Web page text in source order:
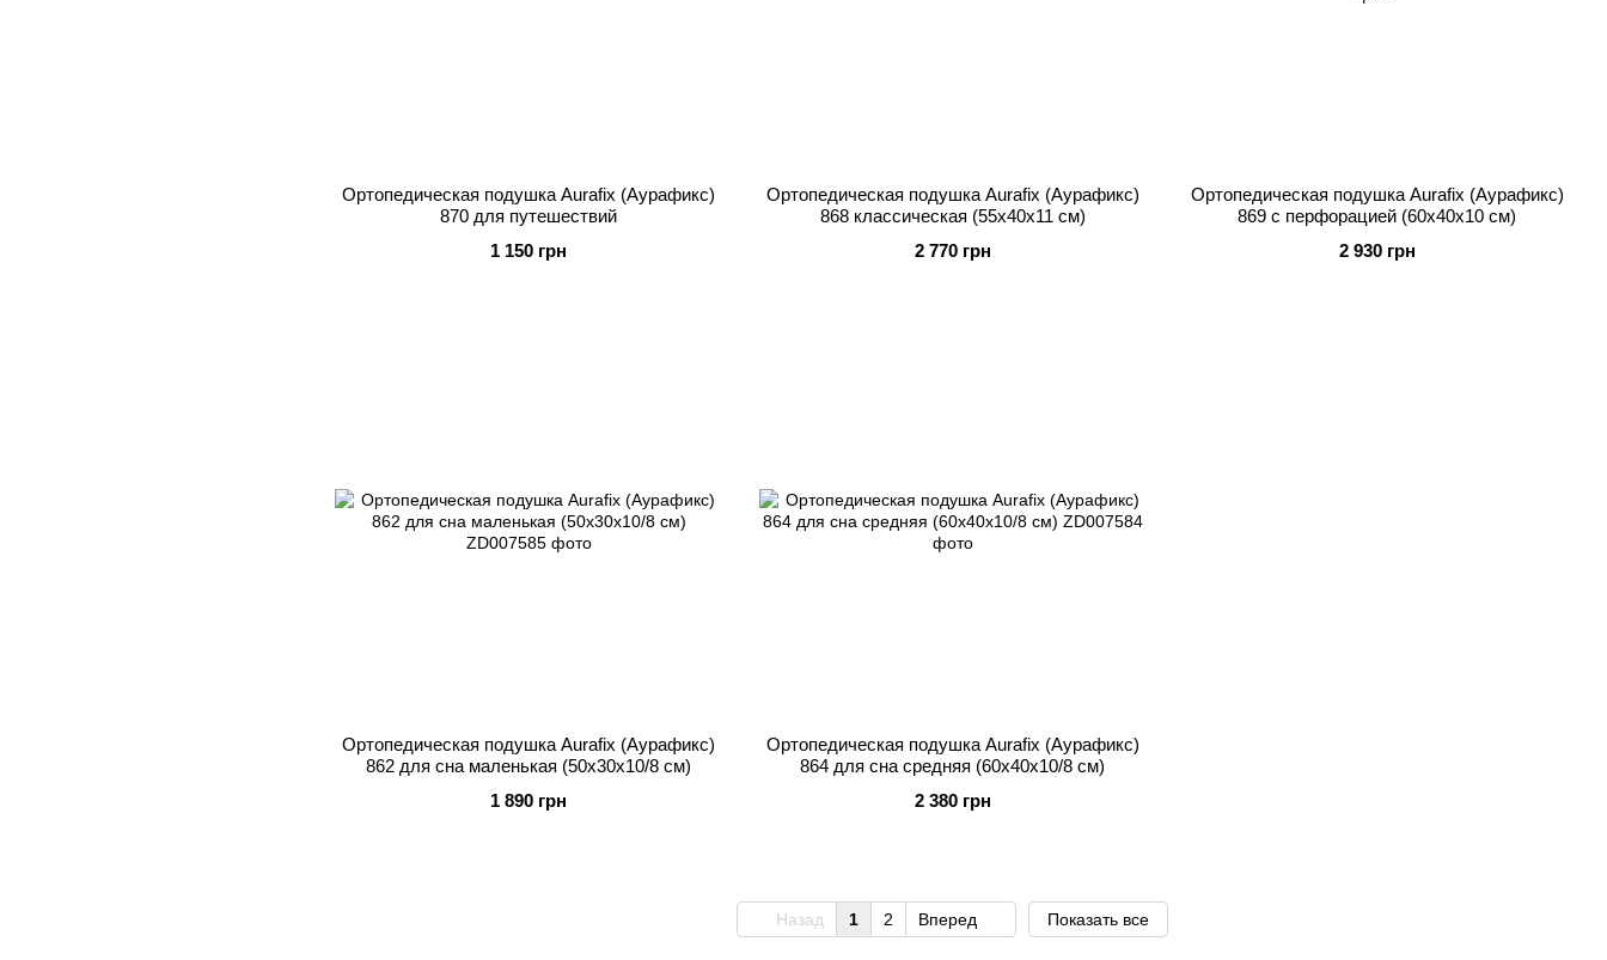
Ортопедическая подушка Aurafix (Аурафикс)
870 для путешествий
1 150 грн
Ортопедическая подушка Aurafix (Аурафикс)
868 классическая (55х40х11 см)
2 770 грн
Ортопедическая подушка Aurafix (Аурафикс)
869 с перфорацией (60х40х10 см)
2 930 грн
Ортопедическая подушка Aurafix (Аурафикс)
862 для сна маленькая (50х30х10/8 см)
1 890 грн
Ортопедическая подушка Aurafix (Аурафикс)
864 для сна средняя (60х40х10/8 см)
2 380 грн
Назад 1 2 Вперед Показать все